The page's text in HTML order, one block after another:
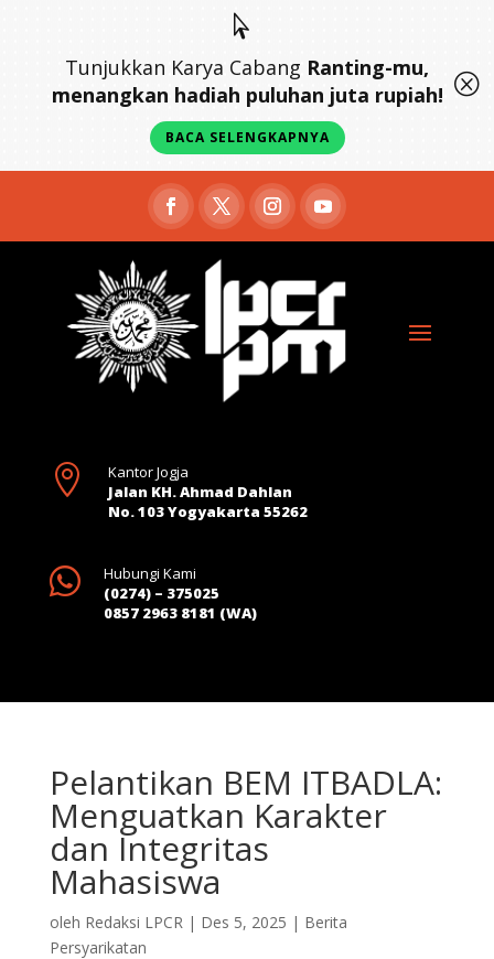

Tunjukkan Karya Cabang Ranting-mu,
menangkan hadiah puluhan juta rupiah!
BACA SELENGKAPNYA
Q

Kantor Jogja
Jalan KH. Ahmad Dahlan
No. 103 Yogyakarta 55262

Hubungi Kami
(0274) – 375025
0857 2963 8181 (WA)
Pelantikan BEM ITBADLA:
Menguatkan Karakter
dan Integritas
Mahasiswa
oleh Redaksi LPCR| Des 5, 2025 | Berita
Persyarikatan